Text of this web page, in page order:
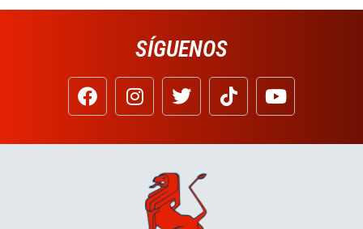
SÍGUENOS